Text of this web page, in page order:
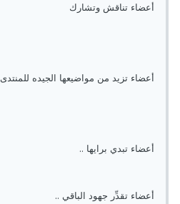
أعضاء تناقش وتشارك
أعضاء تزيد من مواضيعها الجيده للمنتدى ..
أعضاء تبدي برايها ..
أعضاء تقدِّر جهود الباقي ..